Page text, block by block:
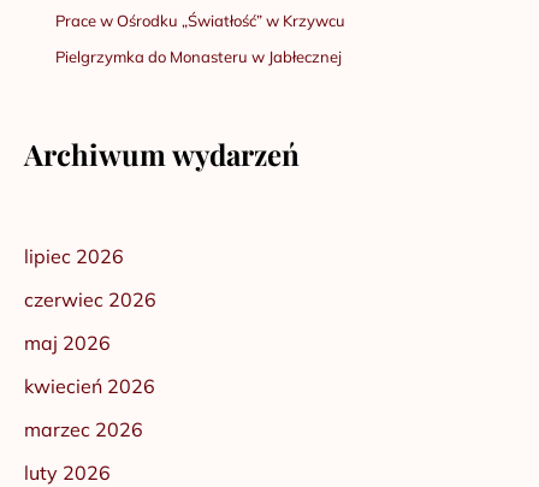
Prace w Ośrodku „Światłość” w Krzywcu
Pielgrzymka do Monasteru w Jabłecznej
Archiwum wydarzeń
lipiec 2026
czerwiec 2026
maj 2026
kwiecień 2026
marzec 2026
luty 2026